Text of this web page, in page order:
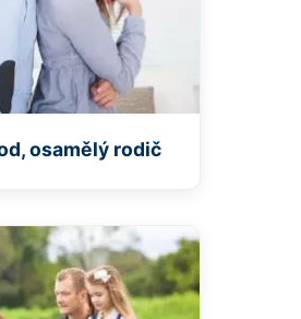
osamělý rodič